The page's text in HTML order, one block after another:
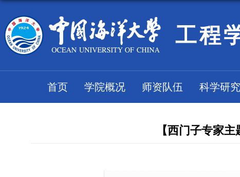
工程
首页 学院概况 师资队伍 科学研究
【西门子专家